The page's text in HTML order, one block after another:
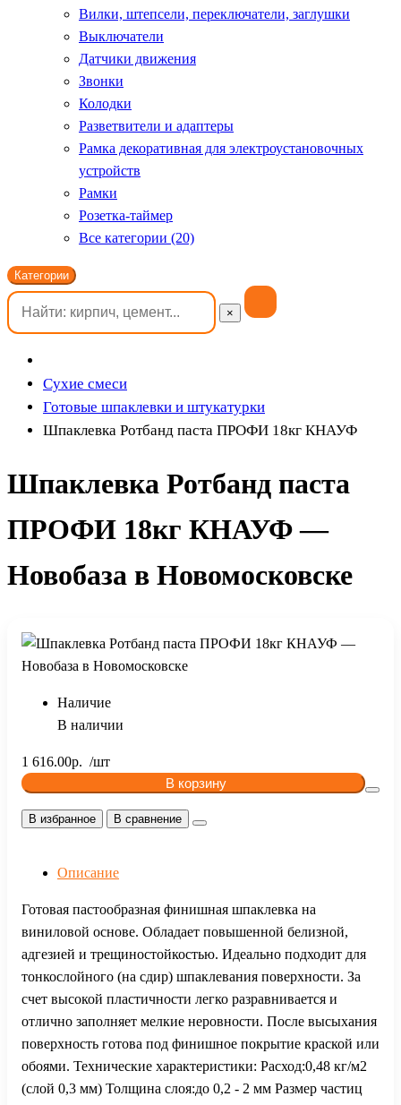
Вилки, штепсели, переключатели, заглушки
Выключатели
Датчики движения
Звонки
Колодки
Разветвители и адаптеры
Рамка декоративная для электроустановочных
устройств
Рамки
Розетка-таймер
Все категории (20)
Категории
×
Сухие смеси
Готовые шпаклевки и штукатурки
Шпаклевка Ротбанд паста ПРОФИ 18кг КНАУФ
Шпаклевка Ротбанд паста
ПРОФИ 18кг КНАУФ —
Новобаза в Новомосковске
Наличие
В наличии
1 616.00р.
В корзину
В избранное В сравнение
Описание
Готовая пастообразная финишная шпаклевка на
виниловой основе. Обладает повышенной белизной,
адгезией и трещиностойкостью. Идеально подходит для
тонкослойного (на сдир) шпаклевания поверхности. За
счет высокой пластичности легко разравнивается и
отлично заполняет мелкие неровности. После высыхания
поверхность готова под финишное покрытие краской или
обоями. Технические характеристики: Расход:0,48 кг/м2
(слой 0,3 мм) Толщина слоя:до 0,2 - 2 мм Размер частиц